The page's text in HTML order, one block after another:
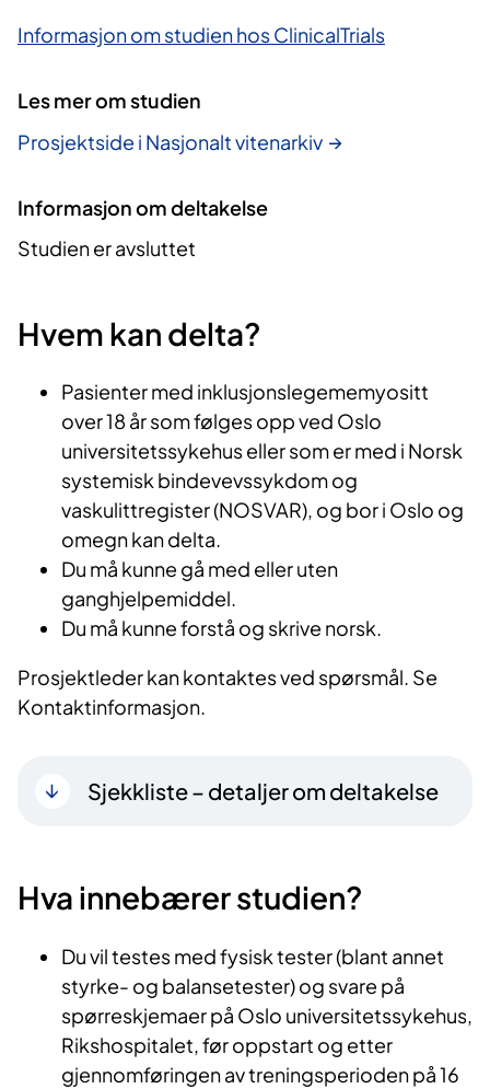
Informasjon om studien hos ClinicalTrials
Les mer om studien
Prosjektside i Nasjonalt vitenarkiv
Informasjon om deltakelse
Studien er avsluttet
Hvem kan delta?
Pasienter med inklusjonslegememyositt
over 18 år som følges opp ved Oslo
universitetssykehus eller som er med i Norsk
systemisk bindevevssykdom og
vaskulittregister (NOSVAR), og bor i Oslo og
omegn kan delta.
Du må kunne gå med eller uten
ganghjelpemiddel.
Du må kunne forstå og skrive norsk.
Prosjektleder kan kontaktes ved spørsmål. Se
Kontaktinformasjon.
Sjekkliste – detaljer om deltakelse
Hva innebærer studien?
Du vil testes med fysisk tester (blant annet
styrke- og balansetester) og svare på
spørreskjemaer på Oslo universitetssykehus,
Rikshospitalet, før oppstart og etter
gjennomføringen av treningsperioden på 16